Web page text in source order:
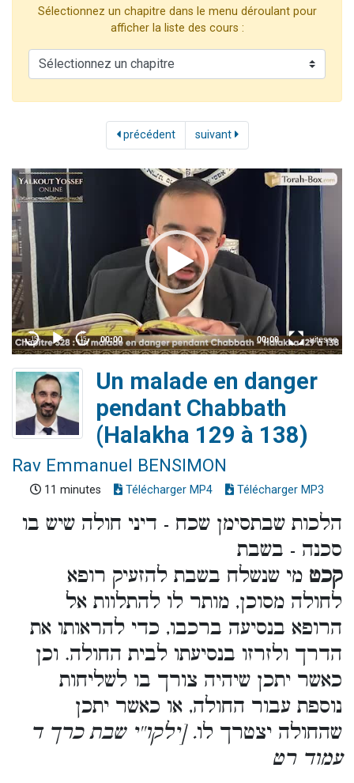
2 personnes viennent de nous rejoindre sur WhatsApp
Il reste 49 places pour étudier en groupe sur Zoom
Sélectionnez un chapitre dans le menu déroulant pour
afficher la liste des cours :
précédent suivant
Un malade en danger
pendant Chabbath
(Halakha 129 à 138)
Rav Emmanuel BENSIMON
11 minutes Télécharger MP4 Télécharger MP3
הלכות שבתסימן שכח - דיני חולה שיש בו
סכנה - בשבת
קכט מי שנשלח בשבת להזעיק רופא
לחולה מסוכן, מותר לו להתלוות אל
הרופא בנסיעה ברכבו, כדי להראותו את
הדרך ולזרזו בנסיעתו לבית החולה. וכן
כאשר יתכן שיהיה צורך בו לשליחות
נוספת עבור החולה, או כאשר יתכן
שהחולה יצטרך לו. [ילקו''י שבת כרך ד
עמוד רט